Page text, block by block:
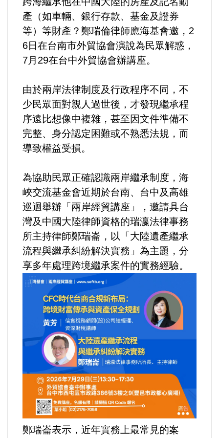
內政/社會/福利/弱勢/慈善
國際/全球
交通運輸
中美台
餐飲美食
蔬/素食
法制/司法/監督
防災/救災
國安/國防/外交
自然/地理/景觀/地球
都市發展與都市建設
產（如車輛、銀行存款、基金及證券
等）等財產？鄭瑞倫律師應海基會邀，2
6日在台南市外貿協會演說為民眾解惑，
7月29在台中外貿協會辦講座。
由於兩岸法律制度及行政程序不同，不
少民眾面對親人過世後，才發現繼承程
序遠比想像中複雜，甚至因文件準備不
完整、身分認定困難或不熟悉法規，而
導致權益受損。
為協助民眾正確認識兩岸繼承制度，海
峽交流基金會近期於台南、台中及高雄
巡迴舉辦「兩岸經貿講座」，邀請具台
灣及中國大陸律師資格的瑞瀛法律事務
所主持律師鄭瑞崙，以「大陸遺產繼承
流程與繼承糾紛解決實務」為主題，分
享多年處理跨境繼承案件的實務經驗。
鄭瑞崙表示，近年實務上最常見的案